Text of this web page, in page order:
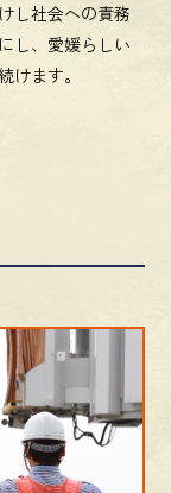
し社会への責務
し、愛媛らしい
けます。